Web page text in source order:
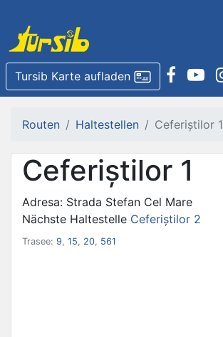
Tursib Karte aufladen
Routen Haltestellen Ceferiștilor 1
Ceferiștilor 1
Adresa: Strada Stefan Cel Mare
Nächste Haltestelle Ceferiștilor 2
Trasee: 9, 15, 20, 561